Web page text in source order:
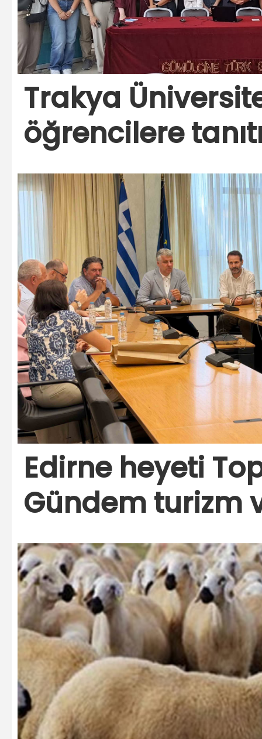
Trakya
öğrencilere
Edirne heyeti
Gündem turizm